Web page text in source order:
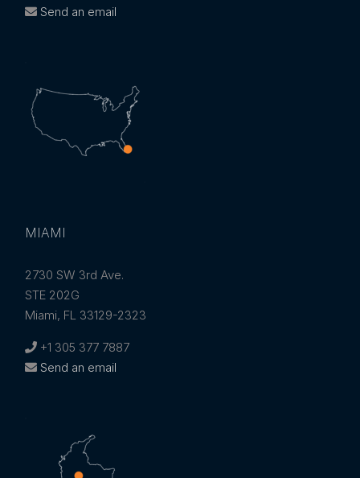
Send an email
MIAMI
2730 SW 3rd Ave.
STE 202G
Miami, FL 33129-2323
+1 305 377 7887
Send an email